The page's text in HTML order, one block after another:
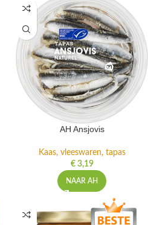
AH Ansjovis
Kaas, vleeswaren, tapas
€3,19
NAAR AH